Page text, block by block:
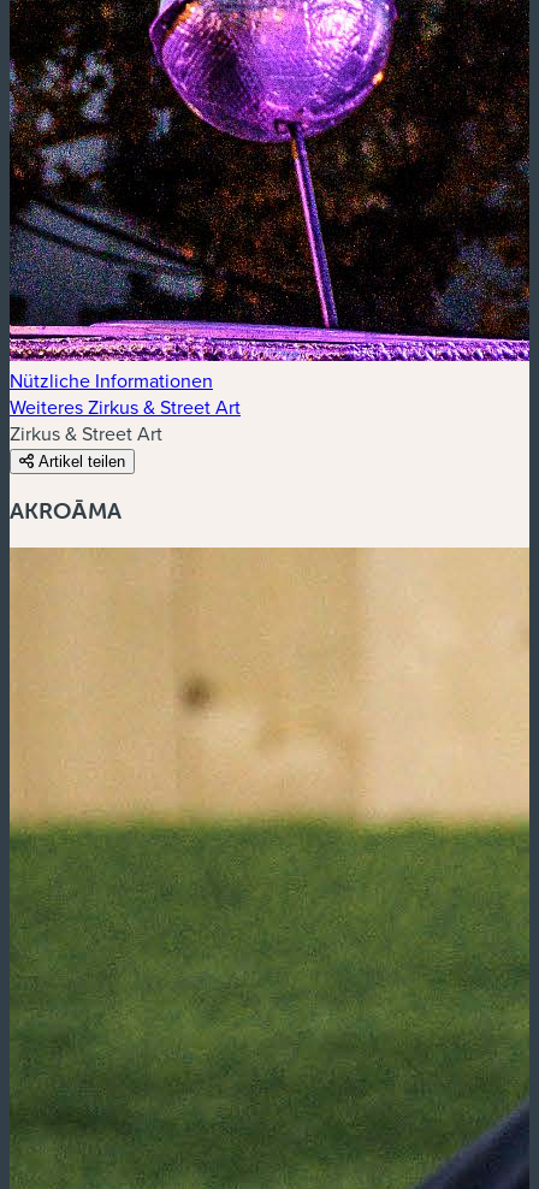
Nützliche Informationen
Weiteres Zirkus & Street Art
Zirkus & Street Art
Artikel teilen
AKROĀMA